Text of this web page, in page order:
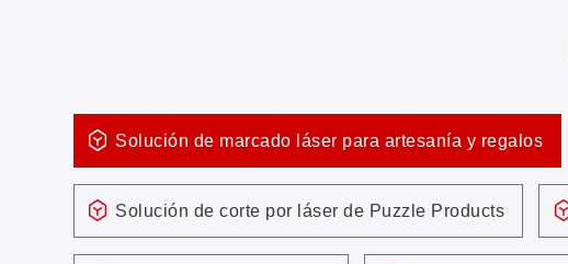
Solución de marcado láser para artesanía y regalos
Solución de corte por láser de Puzzle Products